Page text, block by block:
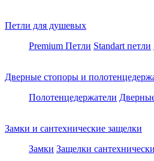
Петли для душевых
Premium Петли Standart петли
Дверные стопоры и
Полотенцедержатели
Замки и сантехнические защелки
Замки Защелки